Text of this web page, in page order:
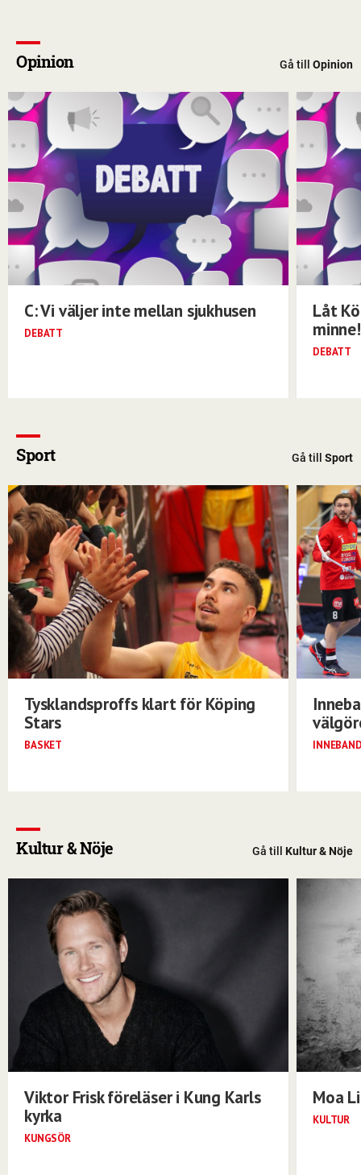
Opinion Gå till Opinion
C: Vi väljer inte mellan sjukhusen
DEBATT
Låt
minne!
DEBATT
Sport Gå till Sport
Tysklandsproffs klart för Köping
Stars
BASKET
Kultur & Nöje Gå till Kultur & Nöje
Viktor Frisk föreläser i Kung Karls
kyrka
KUNGSÖR
Moa
KULTUR